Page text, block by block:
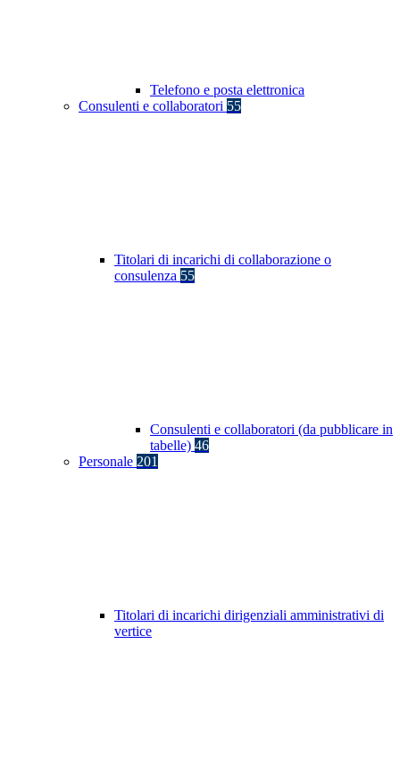
Telefono e posta elettronica
Consulenti e collaboratori 55
Titolari di incarichi di collaborazione o
consulenza 55
Consulenti e collaboratori (da pubblicare in
tabelle) 46
Personale 201
Titolari di incarichi dirigenziali amministrativi di
vertice